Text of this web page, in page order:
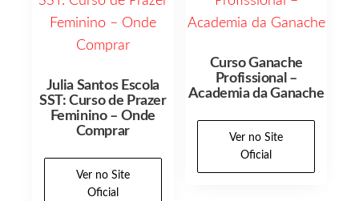
Julia Santos Escola
SST: Curso de Prazer
Feminino – Onde
Comprar
Ver no Site
Oficial
Curso Ganache
Profissional –
Academia da Ganache
Ver no Site
Oficial